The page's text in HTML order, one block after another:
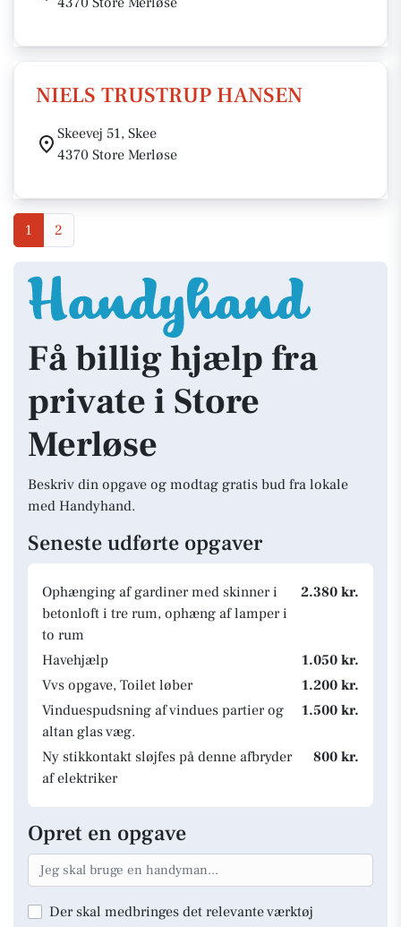
NIELS TRUSTRUP HANSEN
Skeevej 51, Skee
4370 Store Merløse
1 2
Få billig hjælp fra
private i Store
Merløse
Beskriv din opgave og modtag gratis bud fra lokale
med Handyhand.
Seneste udførte opgaver
Ophænging af gardiner med skinner i
betonloft i tre rum, ophæng af lamper i
to rum
2.380 kr.
Havehjælp
1.050 kr.
Vvs opgave, Toilet løber
1.200 kr.
Vinduespudsning af vindues partier og
altan glas væg.
1.500 kr.
Ny stikkontakt sløjfes på denne afbryder
af elektriker
800 kr.
Opret en opgave
Der skal medbringes det relevante værktøj